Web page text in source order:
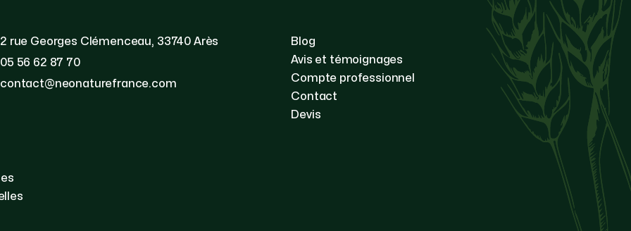
2 rue Georges Clémenceau, 33740 Arès
05 56 62 87 70
contact@neonaturefrance.com
Blog
Avis et témoignages
Compte professionnel
Contact
Devis